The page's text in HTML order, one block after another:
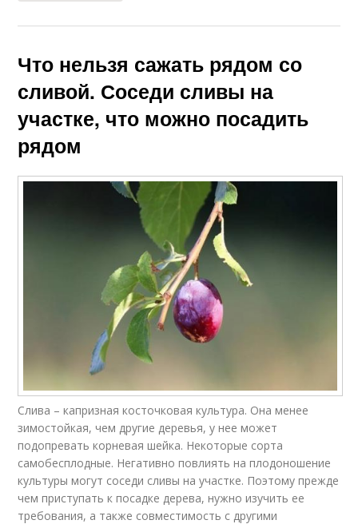
Что нельзя сажать рядом со
сливой. Соседи сливы на
участке, что можно посадить
рядом
Слива – капризная косточковая культура. Она менее
зимостойкая, чем другие деревья, у нее может
подопревать корневая шейка. Некоторые сорта
самобесплодные. Негативно повлиять на плодоношение
культуры могут соседи сливы на участке. Поэтому прежде
чем приступать к посадке дерева, нужно изучить ее
требования, а также совместимость с другими